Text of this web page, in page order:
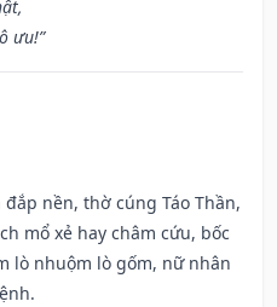
ưu!”
nền, thờ cúng Táo Thần,
mổ xẻ hay châm cứu, bốc
lò nhuộm lò gốm, nữ nhân